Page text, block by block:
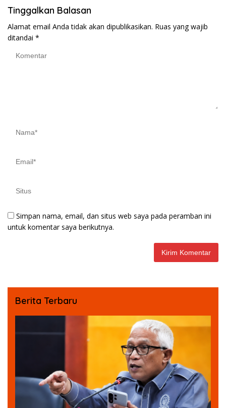
Tinggalkan Balasan
Alamat email Anda tidak akan dipublikasikan. Ruas yang wajib
ditandai *
Simpan nama, email, dan situs web saya pada peramban ini
untuk komentar saya berikutnya.
Berita Terbaru